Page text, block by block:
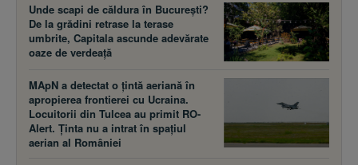
Unde scapi de căldura în București?
De la grădini retrase la terase
umbrite, Capitala ascunde adevărate
oaze de verdeață
MApN a detectat o țintă aeriană în
apropierea frontierei cu Ucraina.
Locuitorii din Tulcea au primit RO-
Alert. Ținta nu a intrat în spațiul
aerian al României